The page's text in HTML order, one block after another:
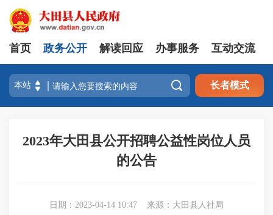
首页 政务公开 解读回应 办事服务 互动交流
 长者模式
2023年大田县公开招聘公益性岗位人员
的公告
日期：2023-04-14 10:47 来源：大田县人社局